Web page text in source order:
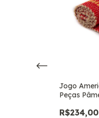
Jogo
Peças
R$234,00